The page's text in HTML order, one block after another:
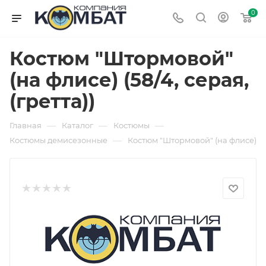
0
Костюм "Штормовой"
(на флисе) (58/4, серая,
(гретта))
Главная — Каталог — Костюмы —
Костюмы демисезонные — Костюм "Штормовой" (на флисе)